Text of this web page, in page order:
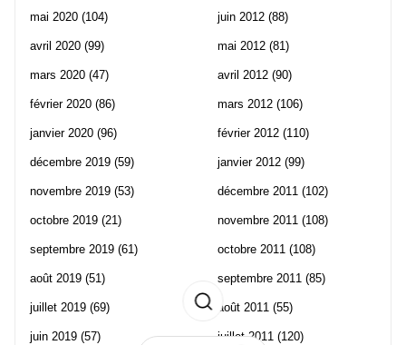
mai 2020 (104)
avril 2020 (99)
mars 2020 (47)
février 2020 (86)
janvier 2020 (96)
décembre 2019 (59)
novembre 2019 (53)
octobre 2019 (21)
septembre 2019 (61)
août 2019 (51)
juillet 2019 (69)
juin 2019 (57)
juin 2012 (88)
mai 2012 (81)
avril 2012 (90)
mars 2012 (106)
février 2012 (110)
janvier 2012 (99)
décembre 2011 (102)
novembre 2011 (108)
octobre 2011 (108)
septembre 2011 (85)
août 2011 (55)
juillet 2011 (120)